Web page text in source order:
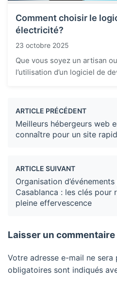
Comment choisir le
électricité?
23 octobre 2025
Que vous soyez un artisan
l’utilisation d’un logiciel de
ARTICLE PRÉCÉDENT
Meilleurs hébergeurs web
connaître pour un site
ARTICLE SUIVANT
Organisation
Casablanca : les clés pour
pleine effervescence
Laisser un commentaire
Votre adresse e-mail ne sera
obligatoires sont indiqués